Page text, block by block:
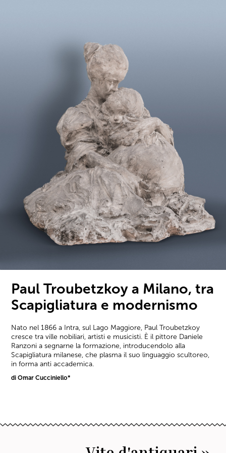
Paul Troubetzkoy a Milano, tra
Scapigliatura e modernismo
Nato nel 1866 a Intra, sul Lago Maggiore, Paul Troubetzkoy
cresce tra ville nobiliari, artisti e musicisti. È il pittore Daniele
Ranzoni a segnarne la formazione, introducendolo alla
Scapigliatura milanese, che plasma il suo linguaggio scultoreo,
in forma anti accademica.
di Omar Cucciniello*